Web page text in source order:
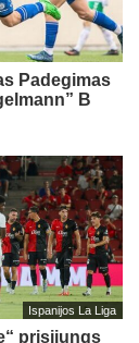
Padegimas
B
Ispanijos La Liga
prisijungs